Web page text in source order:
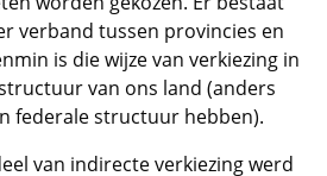
verband tussen provincies en
is die wijze van verkiezing in
van ons land (anders
federale structuur hebben).
van indirecte verkiezing werd